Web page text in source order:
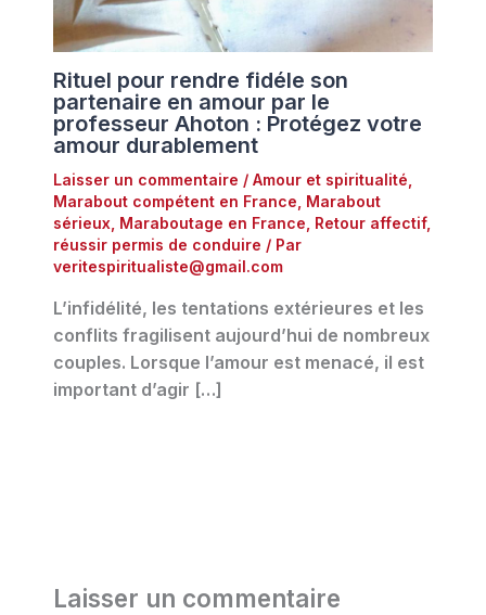
Rituel pour rendre fidéle son
partenaire en amour par le
professeur Ahoton : Protégez votre
amour durablement
Laisser un commentaire / Amour et spiritualité,
Marabout compétent en France, Marabout
sérieux, Maraboutage en France, Retour affectif,
réussir permis de conduire / Par
veritespiritualiste@gmail.com
L’infidélité, les tentations extérieures et les
conflits fragilisent aujourd’hui de nombreux
couples. Lorsque l’amour est menacé, il est
important d’agir […]
Laisser un commentaire